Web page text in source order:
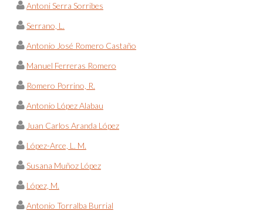
Antoni Serra Sorribes
Serrano, L.
Antonio José Romero Castaño
Manuel Ferreras Romero
Romero Porrino, R.
Antonio López Alabau
Juan Carlos Aranda López
López-Arce, L. M.
Susana Muñoz López
López, M.
Antonio Torralba Burrial